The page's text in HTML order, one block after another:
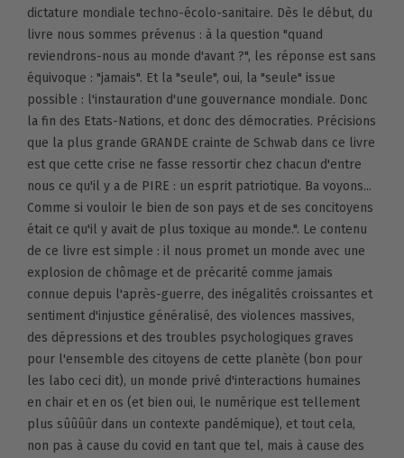
dictature mondiale techno-écolo-sanitaire. Dès le début, du
livre nous sommes prévenus : à la question "quand
reviendrons-nous au monde d'avant ?", les réponse est sans
équivoque : "jamais". Et la "seule", oui, la "seule" issue
possible : l'instauration d'une gouvernance mondiale. Donc
la fin des Etats-Nations, et donc des démocraties. Précisions
que la plus grande GRANDE crainte de Schwab dans ce livre
est que cette crise ne fasse ressortir chez chacun d'entre
nous ce qu'il y a de PIRE : un esprit patriotique. Ba voyons...
Comme si vouloir le bien de son pays et de ses concitoyens
était ce qu'il y avait de plus toxique au monde.". Le contenu
de ce livre est simple : il nous promet un monde avec une
explosion de chômage et de précarité comme jamais
connue depuis l'après-guerre, des inégalités croissantes et
sentiment d'injustice généralisé, des violences massives,
des dépressions et des troubles psychologiques graves
pour l'ensemble des citoyens de cette planète (bon pour
les labo ceci dit), un monde privé d'interactions humaines
en chair et en os (et bien oui, le numérique est tellement
plus sûûûûr dans un contexte pandémique), et tout cela,
non pas à cause du covid en tant que tel, mais à cause des